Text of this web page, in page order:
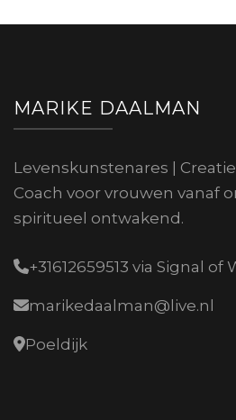
MARIKE DAALMAN
Levenskunstenares |
Coach voor vrouwen vanaf
spiritueel ontwakend.
+31612659513 via Signal of
marikedaalman@live.nl
Poeldijk